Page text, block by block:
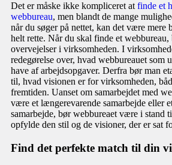
Det er måske ikke kompliceret at finde et
webbureau, men blandt de mange
når du søger på nettet, kan det være mere
helt rette. Når du skal finde et webbureau,
overvejelser i virksomheden. I
redegørelse over, hvad webbureauet som
have af arbejdsopgaver. Derfra bør man
til, hvad visionen er for virksomheden,
fremtiden. Uanset om samarbejdet med
være et længerevarende samarbejde eller
samarbejde, bør webbureaet være i stand
opfylde den stil og de visioner, der er sat
Find det perfekte match til din